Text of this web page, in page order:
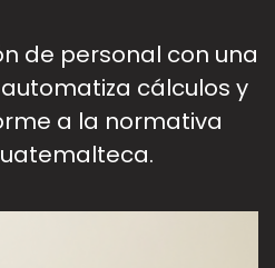
de personal con una
cálculos y
a la normativa